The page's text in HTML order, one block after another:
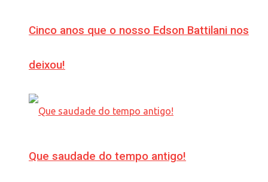
Cinco anos que o nosso Edson Battilani nos
deixou!
Que saudade do tempo antigo!